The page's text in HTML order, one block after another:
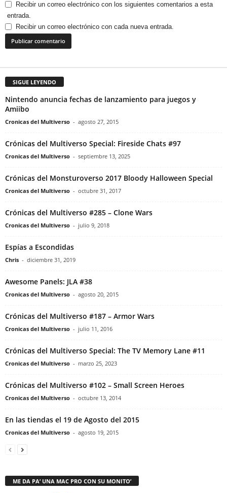
Recibir un correo electrónico con los siguientes comentarios a esta
entrada.
Recibir un correo electrónico con cada nueva entrada.
SIGUE LEYENDO
Nintendo anuncia fechas de lanzamiento para juegos y
Amiibo
Cronicas del Multiverso - agosto 27, 2015
Crónicas del Multiverso Special: Fireside Chats #97
Cronicas del Multiverso - septiembre 13, 2025
Crónicas del Monsturoverso 2017 Bloody Halloween Special
Cronicas del Multiverso - octubre 31, 2017
Crónicas del Multiverso #285 – Clone Wars
Cronicas del Multiverso - julio 9, 2018
Espías a Escondidas
Chris - diciembre 31, 2019
Awesome Panels: JLA #38
Cronicas del Multiverso - agosto 20, 2015
Crónicas del Multiverso #187 – Armor Wars
Cronicas del Multiverso - julio 11, 2016
Crónicas del Multiverso Special: The TV Memory Lane #11
Cronicas del Multiverso - marzo 25, 2023
Crónicas del Multiverso #102 – Small Screen Heroes
Cronicas del Multiverso - octubre 13, 2014
En las tiendas el 19 de Agosto del 2015
Cronicas del Multiverso - agosto 19, 2015
ME DA PA’ UNA MAC PRO CON SU MONITO’